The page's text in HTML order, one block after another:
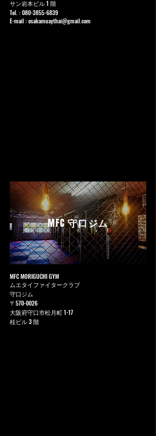
サン岩本ビル 1 階
Tel. :080-3855-6839
E-mail :osakamuaythai@gmail.com
MFC守口ジム
MFC MORIGUCHI GYM
ムエタイファイタークラブ
守口ジム
〒570-0026
大阪府守口市松月町 1-17
桂ビル 3 階